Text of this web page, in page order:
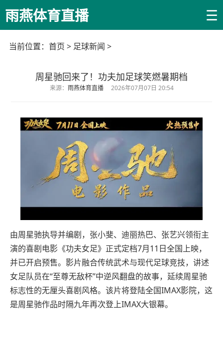
雨燕体育直播 ☰
当前位置： 首页 > 足球新闻 >
周星驰回来了！功夫加足球笑燃暑期档
来源： 雨燕体育直播 2026年07月07日 20:54
由周星驰执导并编剧，张小斐、迪丽热巴、张艺兴领衔主
演的喜剧电影《功夫女足》正式定档7月11日全国上映，
并已开启预售。影片融合传统武术与现代足球竞技，讲述
女足队员在“至尊无敌杯”中逆风翻盘的故事，延续周星驰
标志性的无厘头喜剧风格。该片将登陆全国IMAX影院，这
是周星驰作品时隔九年再次登上IMAX大银幕。